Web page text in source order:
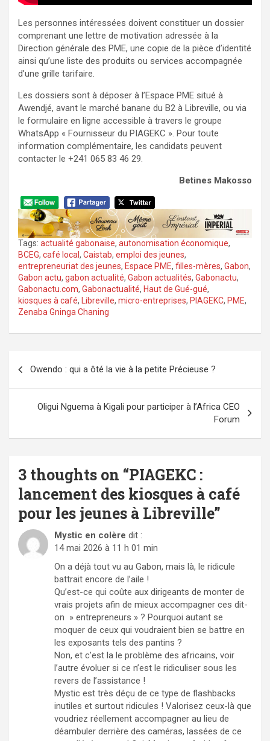
Les personnes intéressées doivent constituer un dossier
comprenant une lettre de motivation adressée à la
Direction générale des PME, une copie de la pièce d’identité
ainsi qu’une liste des produits ou services accompagnée
d’une grille tarifaire.
Les dossiers sont à déposer à l’Espace PME situé à
Awendjé, avant le marché banane du B2 à Libreville, ou via
le formulaire en ligne accessible à travers le groupe
WhatsApp « Fournisseur du PIAGEKC ». Pour toute
information complémentaire, les candidats peuvent
contacter le +241 065 83 46 29.
Betines Makosso
Tags: actualité gabonaise, autonomisation économique,
BCEG, café local, Caistab, emploi des jeunes,
entrepreneuriat des jeunes, Espace PME, filles-mères, Gabon,
Gabon actu, gabon actualité, Gabon actualités, Gabonactu,
Gabonactu.com, Gabonactualité, Haut de Gué-gué,
kiosques à café, Libreville, micro-entreprises, PIAGEKC, PME,
Zenaba Gninga Chaning
de
l’article
Owendo : qui a ôté la vie à la petite Précieuse ?
Oligui Nguema à Kigali pour participer à l’Africa CEO
Forum
3 thoughts on “PIAGEKC :
lancement des kiosques à café
pour les jeunes à Libreville”
Mystic en colère dit :
14 mai 2026 à 11 h 01 min
On a déjà tout vu au Gabon, mais là, le ridicule
battrait encore de l’aile !
Qu’est-ce qui coûte aux dirigeants de monter de
vrais projets afin de mieux accompagner ces dit-
on » entrepreneurs » ? Pourquoi autant se
moquer de ceux qui voudraient bien se battre en
les exposants tels des pantins ?
Non, et c’est la le problème des africains, voir
l’autre évoluer si ce n’est le ridiculiser sous les
revers de l’assistance !
Mystic est très déçu de ce type de flashbacks
inutiles et surtout ridicules ! Valorisez ceux-là que
voudriez réellement accompagner au lieu de
déambuler derrière des caméras, lassées de ce